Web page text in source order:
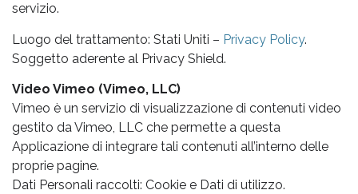
servizio.
Luogo del trattamento: Stati Uniti – Privacy Policy.
Soggetto aderente al Privacy Shield.
Video Vimeo (Vimeo, LLC)
Vimeo è un servizio di visualizzazione di contenuti video
gestito da Vimeo, LLC che permette a questa
Applicazione di integrare tali contenuti all’interno delle
proprie pagine.
Dati Personali raccolti: Cookie e Dati di utilizzo.